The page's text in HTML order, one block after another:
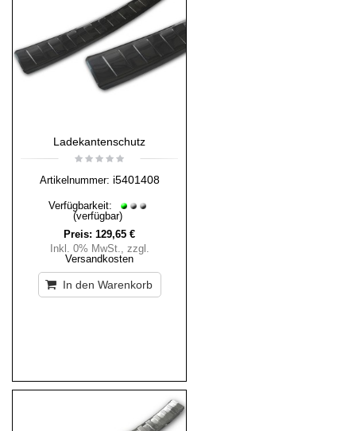
Ladekantenschutz
Artikelnummer: i5401408
Verfügbarkeit:
(verfügbar)
Preis: 129,65 €
Inkl. 0% MwSt., zzgl.
Versandkosten
In den Warenkorb